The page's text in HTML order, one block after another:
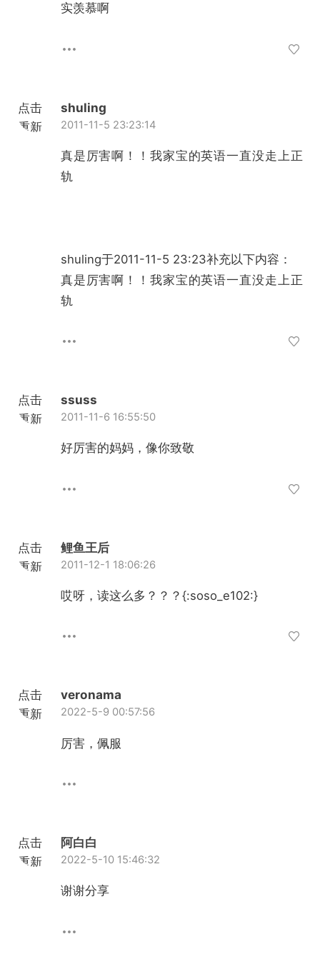
实羡慕啊
点击
重新
shuling
2011-11-5 23:23:14
真是厉害啊！！我家宝的英语一直没走上正
轨
shuling于2011-11-5 23:23补充以下内容：
真是厉害啊！！我家宝的英语一直没走上正
轨
点击
重新
ssuss
2011-11-6 16:55:50
好厉害的妈妈，像你致敬
点击
重新
鲤鱼王后
2011-12-1 18:06:26
哎呀，读这么多？？？{:soso_e102:}
点击
重新
veronama
2022-5-9 00:57:56
厉害，佩服
点击
重新
阿白白
2022-5-10 15:46:32
谢谢分享